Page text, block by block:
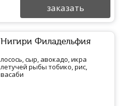
заказать
Нигири Филадельфия
лосось, сыр, авокадо, икра
летучей рыбы тобико, рис,
васаби